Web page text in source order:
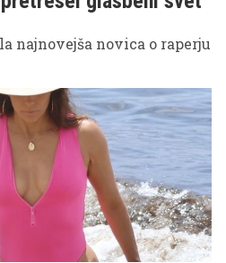
najnovejša novica o raperju